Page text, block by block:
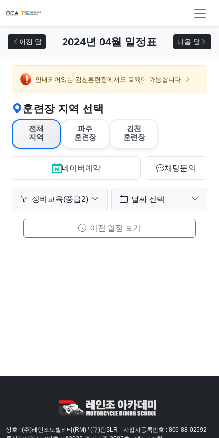
이전 달 2024년 04월 일정표 다음 달
안내되어있는 김천훈련장에서도 교육이 가능합니다
훈련장 지역 선택
전체
지역
파주
훈련장
김천
훈련장
네이버예약 채팅문의
정비교육(중급2) 날짜 선택
이전 일정 보기
상호 : (주)레인조모빌리티(RM) / (구)팀SLR
사업자등록번호 : 806-88-02592